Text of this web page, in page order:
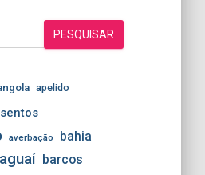
PESQUISAR
apelido
averbação bahia
barcos